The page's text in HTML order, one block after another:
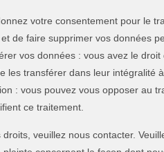
votre consentement pour le
de faire supprimer vos données
vos données : vous avez le
les transférer dans leur intégralité
: vous pouvez vous opposer au
ce traitement.
veuillez nous contacter.